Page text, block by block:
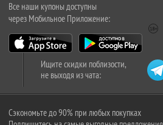
Все наши купоны доступны
через Мобильное Приложение:
Ищите скидки поблизости,
не выходя из чата:
Сэкономьте до 90% при любых покупках